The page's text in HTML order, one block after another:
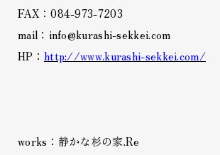
FAX：084-973-7203
mail：info@kurashi-sekkei.com
HP： http://www.kurashi-sekkei.com/
works：静かな杉の家.Re